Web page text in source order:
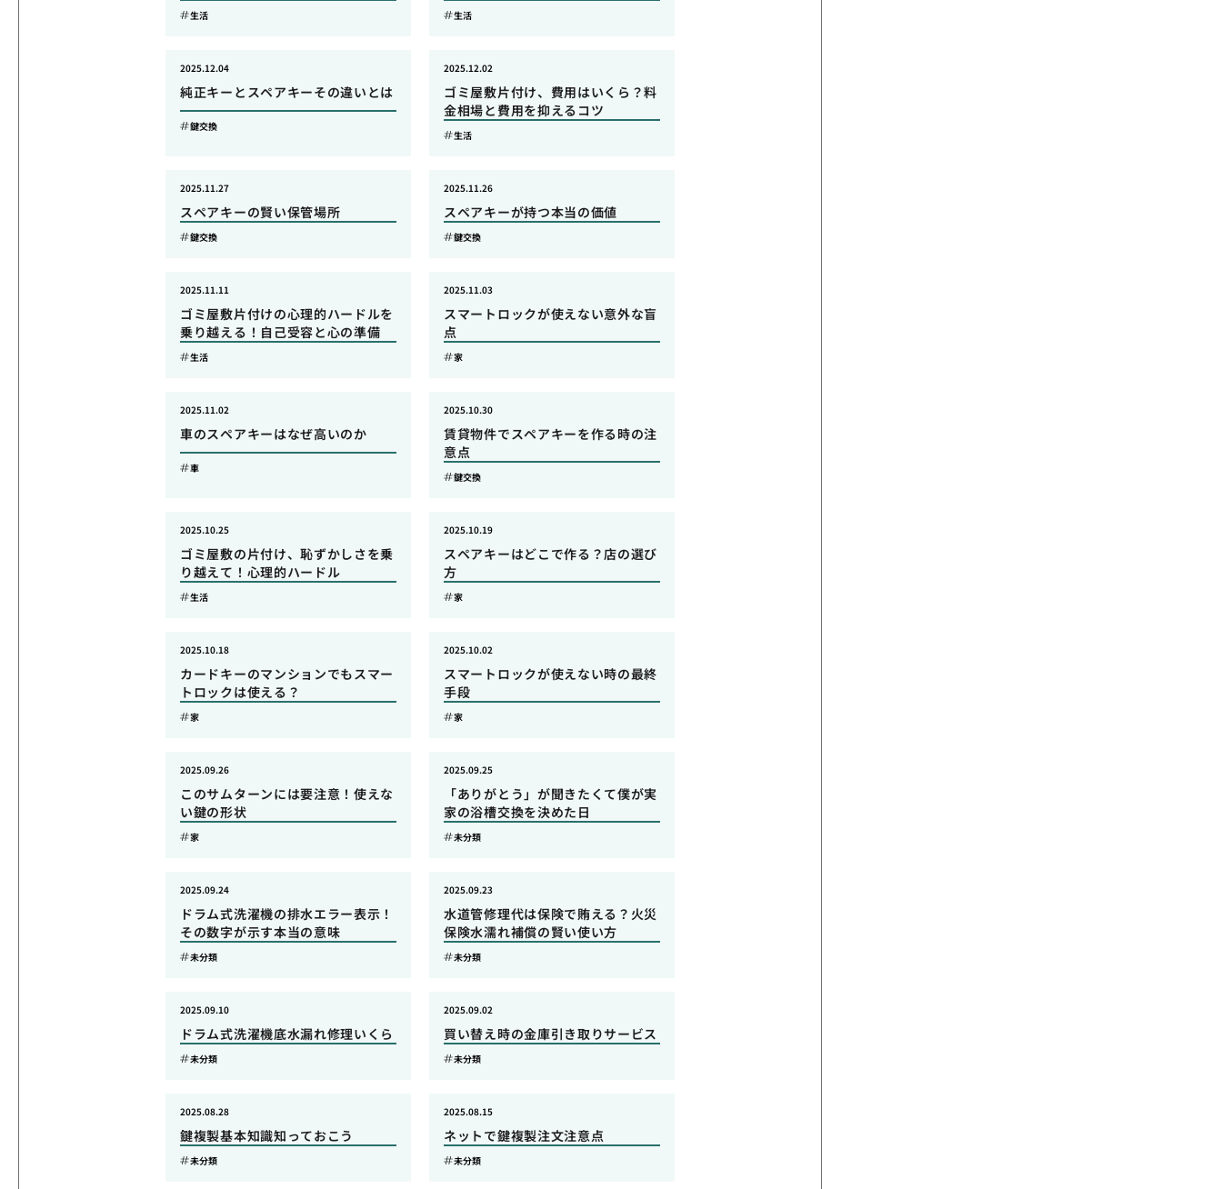
生活 生活
純正キーとスペアキーその違いとは
2025.12.04
鍵交換
ゴミ屋敷片付け、費用はいくら？料
金相場と費用を抑えるコツ
2025.12.02
生活
スペアキーの賢い保管場所
2025.11.27
鍵交換
スペアキーが持つ本当の価値
2025.11.26
鍵交換
ゴミ屋敷片付けの心理的ハードルを
乗り越える！自己受容と心の準備
2025.11.11
生活
スマートロックが使えない意外な盲
点
2025.11.03
家
車のスペアキーはなぜ高いのか
2025.11.02
車
賃貸物件でスペアキーを作る時の注
意点
2025.10.30
鍵交換
ゴミ屋敷の片付け、恥ずかしさを乗
り越えて！心理的ハードル
2025.10.25
生活
スペアキーはどこで作る？店の選び
方
2025.10.19
家
カードキーのマンションでもスマー
トロックは使える？
2025.10.18
家
スマートロックが使えない時の最終
手段
2025.10.02
家
このサムターンには要注意！使えな
い鍵の形状
2025.09.26
家
「ありがとう」が聞きたくて僕が実
家の浴槽交換を決めた日
2025.09.25
未分類
ドラム式洗濯機の排水エラー表示！
その数字が示す本当の意味
2025.09.24
未分類
水道管修理代は保険で賄える？火災
保険水濡れ補償の賢い使い方
2025.09.23
未分類
ドラム式洗濯機底水漏れ修理いくら
2025.09.10
未分類
買い替え時の金庫引き取りサービス
2025.09.02
未分類
鍵複製基本知識知っておこう
2025.08.28
未分類
ネットで鍵複製注文注意点
2025.08.15
未分類